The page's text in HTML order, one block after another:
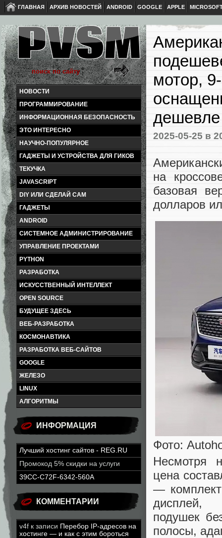
ГЛАВНАЯ АРХИВ НОВОСТЕЙ ANDROID GOOGLE APPLE
НОВОСТИ
ПРОГРАММИРОВАНИЕ
ИНФОРМАЦИОННАЯ БЕЗОПАСНОСТЬ
ЭТО ИНТЕРЕСНО
НАУЧНО-ПОПУЛЯРНОЕ
ГАДЖЕТЫ И УСТРОЙСТВА ДЛЯ ГИКОВ
ТЕКУЧКА
JAVASCRIPT
DIY ИЛИ СДЕЛАЙ САМ
ГАДЖЕТЫ
ANDROID
СИСТЕМНОЕ АДМИНИСТРИРОВАНИЕ
УПРАВЛЕНИЕ ПРОЕКТАМИ
PYTHON
РАЗРАБОТКА
ИСКУССТВЕННЫЙ ИНТЕЛЛЕКТ
OPEN SOURCE
БУДУЩЕЕ ЗДЕСЬ
ВЕБ-РАЗРАБОТКА
КОСМОНАВТИКА
РАЗРАБОТКА ВЕБ-САЙТОВ
GOOGLE
ЖЕЛЕЗО
LINUX
АЛГОРИТМЫ
ИНФОРМАЦИЯ
Лучший хостинг сайтов - REG.RU
Промокод 5% скидки на услуги
39CC-C72F-6342-560A
КОММЕНТАРИИ
v4f к записи Перебор IP-адресов на
хостинге — и как с этим бороться
мотор,
дешевле
2025-05-25 в
на
базовая
долларов
Фото:
Несмотря
цена
—
дисплей,
подушек
полосы,